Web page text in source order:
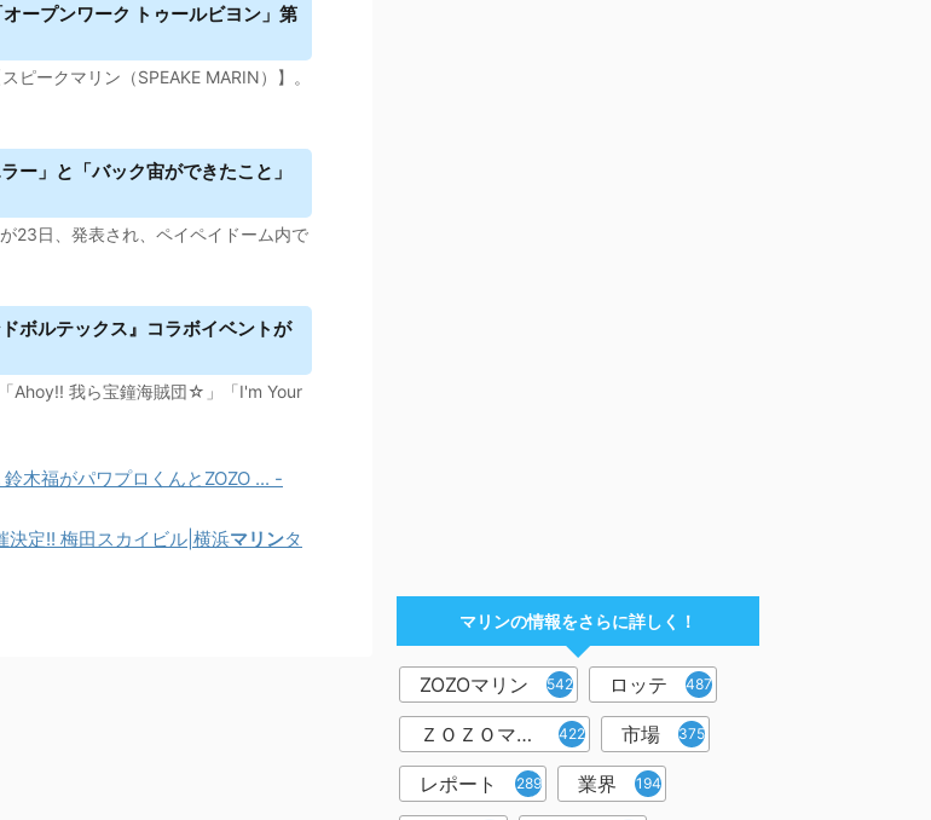
ープンワーク トゥールビヨン」第
ークマリン（SPEAKE MARIN）】。
ー」と「バック宙ができたこと」
23日、発表され、ペイペイドーム内で
ボルテックス』コラボイベントが
Ahoy!! 我ら宝鐘海賊団☆」「I'm Your
木福がパワプロくんとZOZO ... -
決定!! 梅田スカイビル|横浜マリンタ
マリンの情報をさらに詳しく！
ZOZOマリン 542 ロッテ 487
ＺＯＺＯマリン 422 市場 375
レポート 289 業界 194